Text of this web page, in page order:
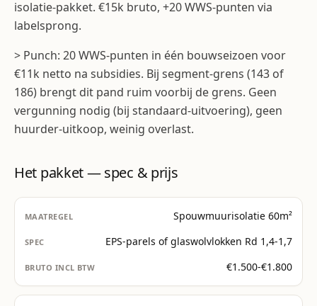
isolatie-pakket. €15k bruto, +20 WWS-punten via
labelsprong.
> Punch: 20 WWS-punten in één bouwseizoen voor
€11k netto na subsidies. Bij segment-grens (143 of
186) brengt dit pand ruim voorbij de grens. Geen
vergunning nodig (bij standaard-uitvoering), geen
huurder-uitkoop, weinig overlast.
Het pakket — spec & prijs
Spouwmuurisolatie 60m²
EPS-parels of glaswolvlokken Rd 1,4-1,7
€1.500-€1.800